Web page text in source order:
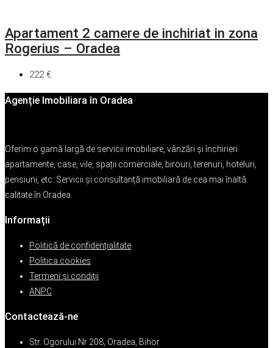
Apartament 2 camere de inchiriat in zona
Rogerius – Oradea
222 €
Agenție Imobiliara în Oradea
Oferim o gamă largă de servicii imobiliare, vânzări și închirieri
apartamente, case, vile, spații comerciale, birouri, terenuri, hoteluri,
pensiuni, etc. Servicii și consultanță imobiliară de cea mai înaltă
calitate în Oradea.
Informații
Politică de confidențialitate
Politica cookies
Termeni şi condiţii
ANPC
Contactează-ne
Str. Ogorului Nr 208, Oradea, Bihor